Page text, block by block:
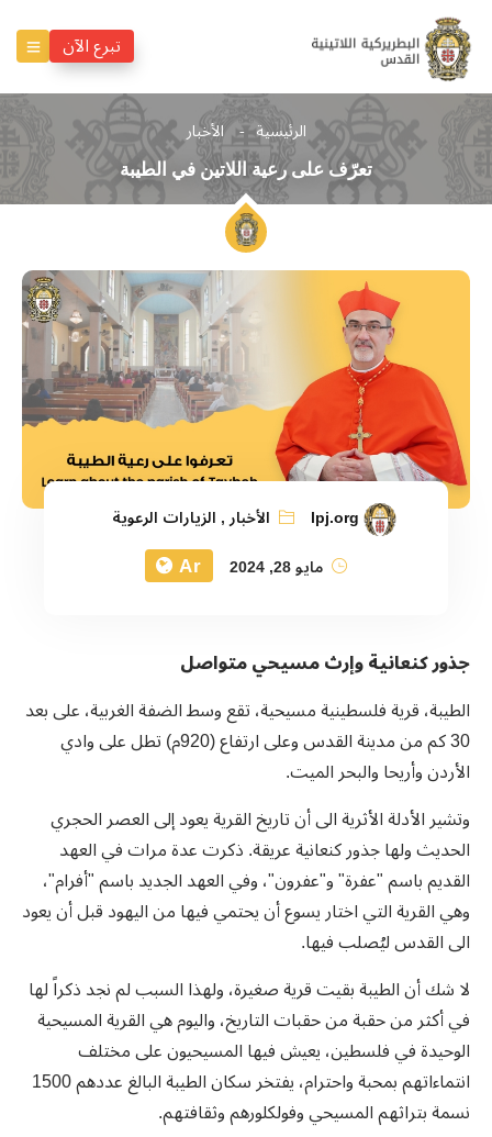
تبرع الآن
الرئيسية الأخبار
تعرّف على رعية اللاتين في الطيبة
lpj.org الأخبار, الزيارات الرعوية
مايو 28, 2024
Ar
جذور كنعانية وإرث مسيحي متواصل
الطيبة، قرية فلسطينية مسيحية، تقع وسط الضفة الغربية، على بعد
30 كم من مدينة القدس وعلى ارتفاع (920م) تطل على وادي
الأردن وأريحا والبحر الميت.
وتشير الأدلة الأثرية الى أن تاريخ القرية يعود إلى العصر الحجري
الحديث ولها جذور كنعانية عريقة. ذكرت عدة مرات في العهد
القديم باسم "عفرة" و"عفرون"، وفي العهد الجديد باسم "أفرام"،
وهي القرية التي اختار يسوع أن يحتمي فيها من اليهود قبل أن يعود
الى القدس ليُصلب فيها.
لا شك أن الطيبة بقيت قرية صغيرة، ولهذا السبب لم نجد ذكراً لها
في أكثر من حقبة من حقبات التاريخ، واليوم هي القرية المسيحية
الوحيدة في فلسطين، يعيش فيها المسيحيون على مختلف
انتماءاتهم بمحبة واحترام، يفتخر سكان الطيبة البالغ عددهم 1500
نسمة بتراثهم المسيحي وفولكلورهم وثقافتهم.